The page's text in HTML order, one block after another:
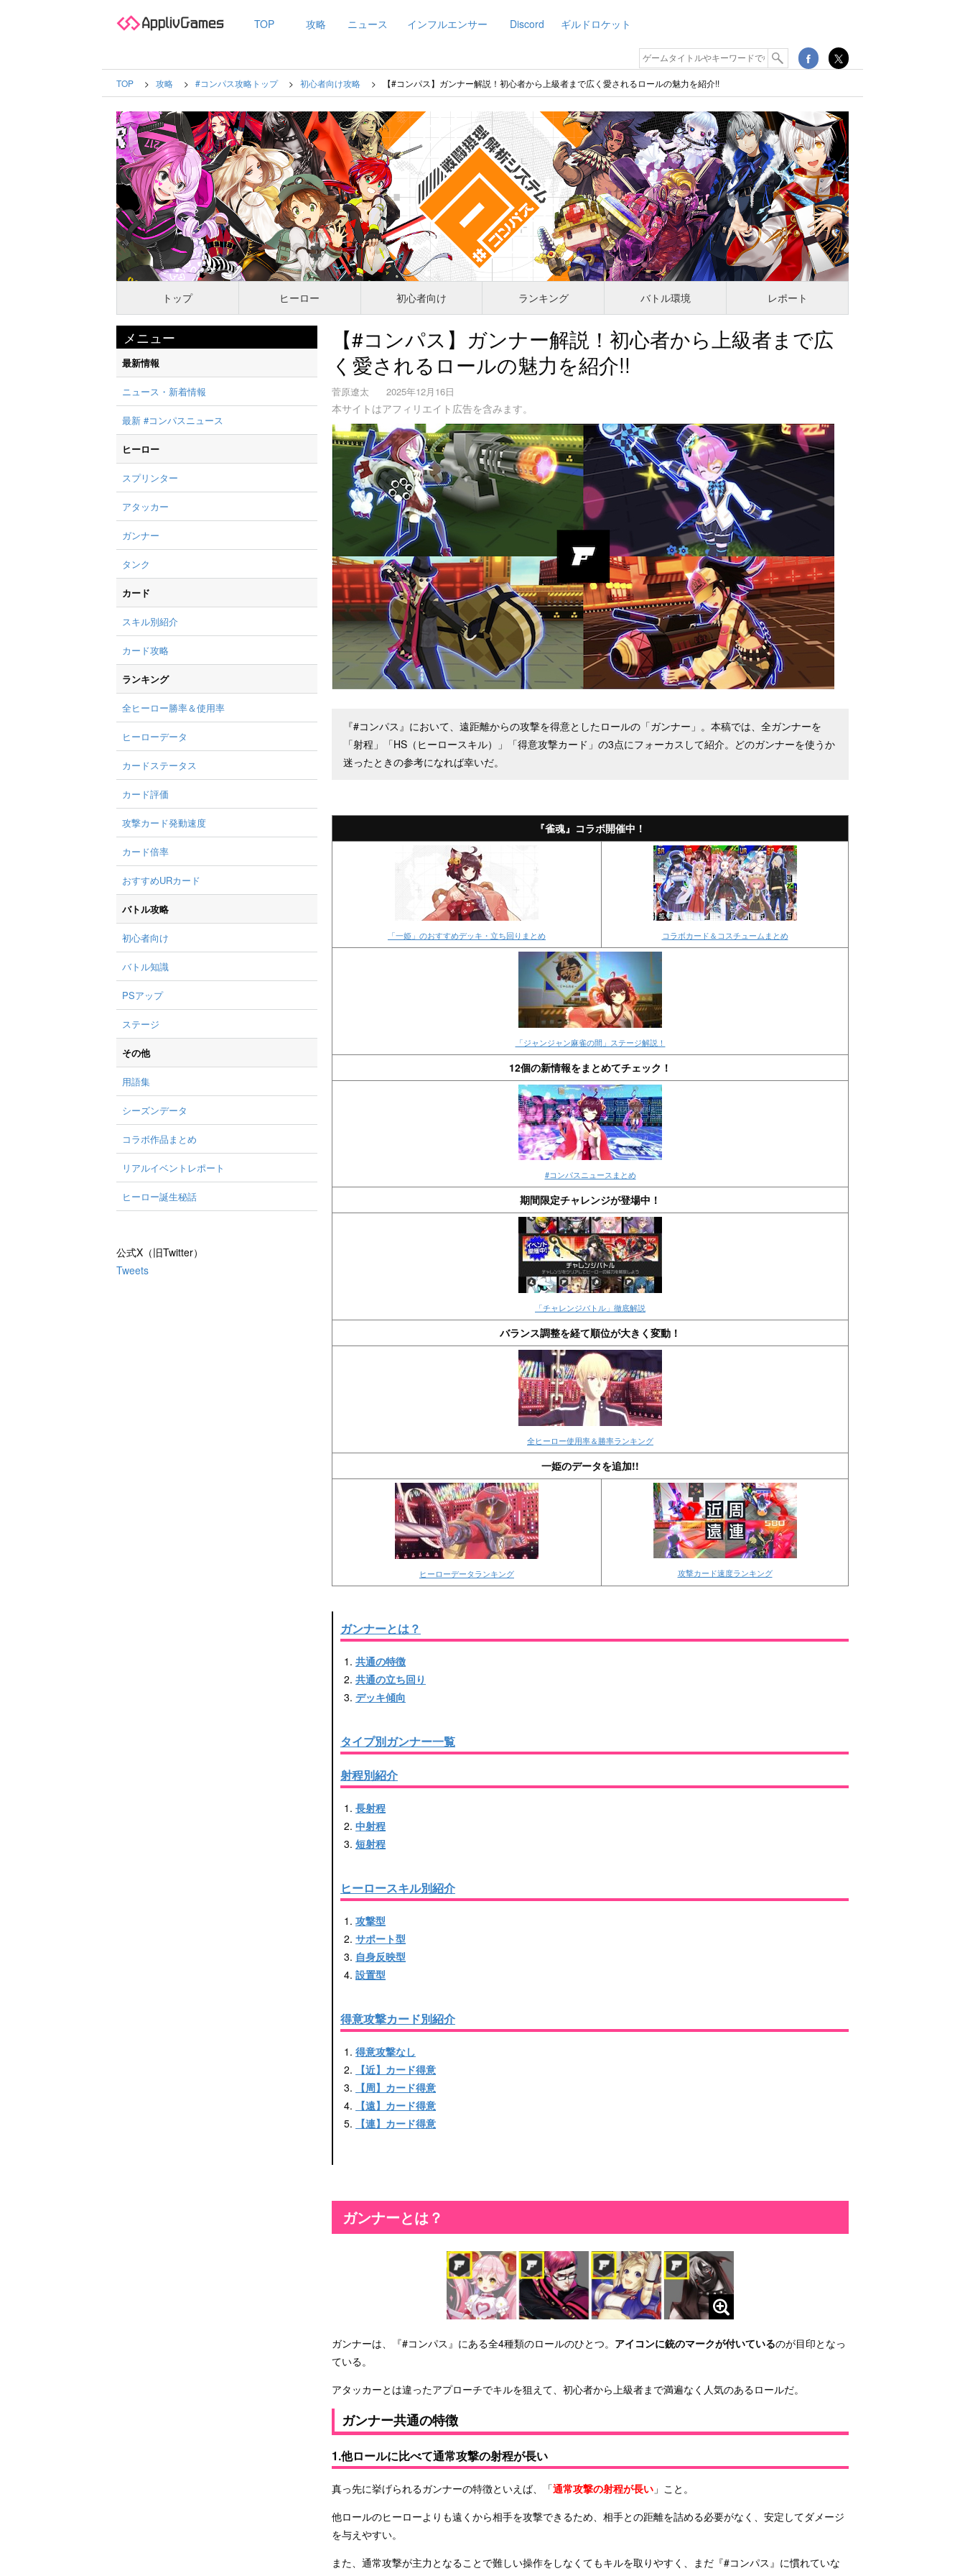
TOP 攻略 ニュース インフルエンサー Discord ギルドロケット
TOP 攻略 #コンパス攻略トップ 初心者向け攻略 【#コンパス】ガンナー解説！初心者から上級者まで広く愛されるロールの魅力を紹介!!
トップ ヒーロー 初心者向け ランキング バトル環境 レポート
【#コンパス】ガンナー解説！初心者から上級者まで広
く愛されるロールの魅力を紹介!!
菅原遼太 2025年12月16日
本サイトはアフィリエイト広告を含みます。
『#コンパス』において、遠距離からの攻撃を得意としたロールの「ガンナー」。本稿では、全ガンナーを
「射程」「HS（ヒーロースキル）」「得意攻撃カード」の3点にフォーカスして紹介。どのガンナーを使うか
迷ったときの参考になれば幸いだ。
『雀魂』コラボ開催中！
「一姫」のおすすめデッキ・立ち回りまとめ コラボカード＆コスチュームまとめ
「ジャンジャン麻雀の間」ステージ解説！
12個の新情報をまとめてチェック！
#コンパスニュースまとめ
期間限定チャレンジが登場中！
「チャレンジバトル」徹底解説
バランス調整を経て順位が大きく変動！
全ヒーロー使用率＆勝率ランキング
一姫のデータを追加!!
ヒーローデータランキング 攻撃カード速度ランキング
ガンナーとは？
共通の特徴
共通の立ち回り
デッキ傾向
タイプ別ガンナー一覧
射程別紹介
長射程
中射程
短射程
ヒーロースキル別紹介
攻撃型
サポート型
自身反映型
設置型
得意攻撃カード別紹介
得意攻撃なし
【近】カード得意
【周】カード得意
【遠】カード得意
【連】カード得意
ガンナーとは？
ガンナーは、『#コンパス』にある全4種類のロールのひとつ。 アイコンに銃のマークが付いているのが目印となっ
ている。
アタッカーとは違ったアプローチでキルを狙えて、初心者から上級者まで満遍なく人気のあるロールだ。
ガンナー共通の特徴
1.他ロールに比べて通常攻撃の射程が長い
真っ先に挙げられるガンナーの特徴といえば、「通常攻撃の射程が長い 」こと。
他ロールのヒーローよりも遠くから相手を攻撃できるため、相手との距離を詰める必要がなく、安定してダメージ
を与えやすい。
また、通常攻撃が主力となることで難しい操作をしなくてもキルを取りやすく、まだ『#コンパス』に慣れていな
メニュー
最新情報
ニュース・新着情報
最新 #コンパスニュース
ヒーロー
スプリンター
アタッカー
ガンナー
タンク
カード
スキル別紹介
カード攻略
ランキング
全ヒーロー勝率＆使用率
ヒーローデータ
カードステータス
カード評価
攻撃カード発動速度
カード倍率
おすすめURカード
バトル攻略
初心者向け
バトル知識
PSアップ
ステージ
その他
用語集
シーズンデータ
コラボ作品まとめ
リアルイベントレポート
ヒーロー誕生秘話
公式X（旧Twitter）
Tweets